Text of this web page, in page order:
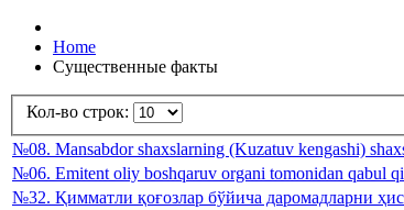
Home
Существенные факты
Кол-во строк:
№08. Mansabdor shaxslarning (Kuzatuv kengashi)
№06. Emitent oliy boshqaruv organi tomonidan qabul
№32. Қимматли қоғозлар бўйича даромадларни